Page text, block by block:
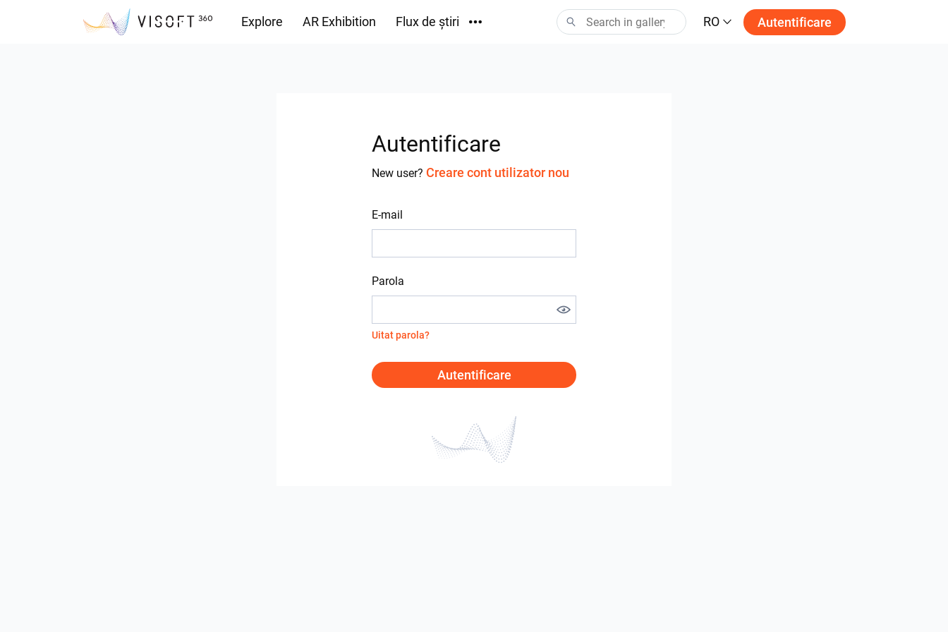
Explore AR Exhibition Flux de știri RO Autentificare
Autentificare
New user? Creare cont utilizator nou
E-mail
Parola
Uitat parola?
Autentificare